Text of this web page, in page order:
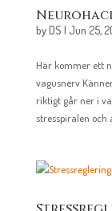
byDS | Jun 25,
Här kommer ett
vagusnerv
riktigt går ner i
stresspiralen och